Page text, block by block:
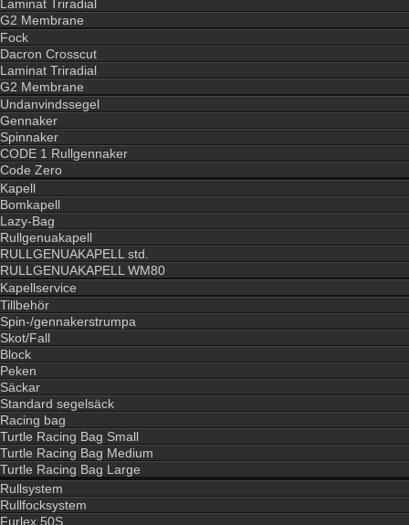
Laminat Triradial
G2 Membrane
Fock
Dacron Crosscut
Laminat Triradial
G2 Membrane
Undanvindssegel
Gennaker
Spinnaker
CODE 1 Rullgennaker
Code Zero
Kapell
Bomkapell
Lazy-Bag
Rullgenuakapell
RULLGENUAKAPELL std.
RULLGENUAKAPELL WM80
Kapellservice
Tillbehör
Spin-/gennakerstrumpa
Skot/Fall
Block
Peken
Säckar
Standard segelsäck
Racing bag
Turtle Racing Bag Small
Turtle Racing Bag Medium
Turtle Racing Bag Large
Rullsystem
Rullfocksystem
Furlex 50S